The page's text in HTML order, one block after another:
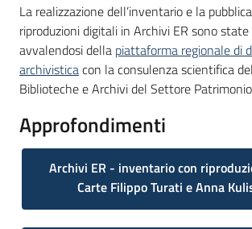
La realizzazione dell’inventario e la
riproduzioni digitali in Archivi ER sono
avvalendosi della piattaforma regionale di
archivisticacon la consulenza scientifica
Biblioteche e Archivi del Settore
Approfondimenti
Archivi ER - inventario con
Carte Filippo Turati e Anna